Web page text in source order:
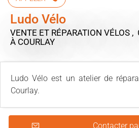
Ludo Vélo
VENTE ET RÉPARATION VÉLOS ,
À COURLAY
Ludo Vélo est un atelier de
Courlay.
Contacter